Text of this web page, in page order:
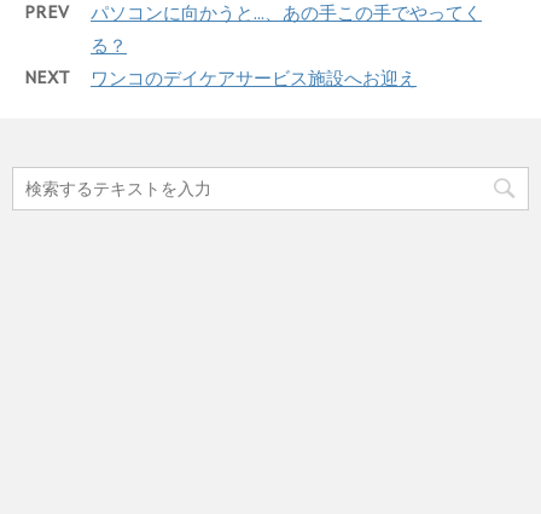
PREV
パソコンに向かうと...、あの手この手でやってく
る？
NEXT ワンコのデイケアサービス施設へお迎え